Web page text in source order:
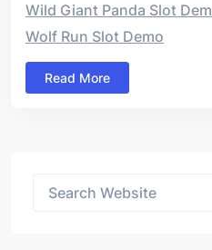
Wild Giant Panda Slot
Wolf Run Slot Demo
Read More